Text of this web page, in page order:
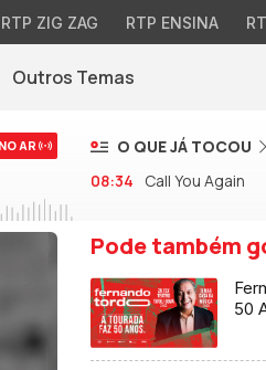
RTP ZIG ZAG RTP ENSINA
nova janela)
Outros Temas
NO AR
O QUE JÁ TOCOU
08:34
Call You Again
Pode também
50